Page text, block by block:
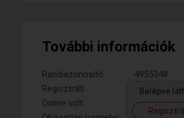
További információk
Randiazonosító:
4955348
Regisztrált:
Online volt:
Belépve